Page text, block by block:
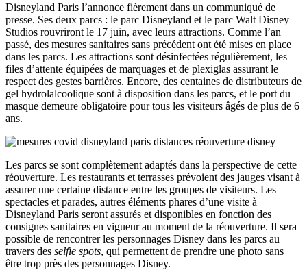
Disneyland Paris l’annonce fièrement dans un communiqué de
presse. Ses deux parcs : le parc Disneyland et le parc Walt Disney
Studios rouvriront le 17 juin, avec leurs attractions. Comme l’an
passé, des mesures sanitaires sans précédent ont été mises en place
dans les parcs. Les attractions sont désinfectées régulièrement, les
files d’attente équipées de marquages et de plexiglas assurant le
respect des gestes barrières. Encore, des centaines de distributeurs de
gel hydrolalcoolique sont à disposition dans les parcs, et le port du
masque demeure obligatoire pour tous les visiteurs âgés de plus de 6
ans.
Les parcs se sont complètement adaptés dans la perspective de cette
réouverture. Les restaurants et terrasses prévoient des jauges visant à
assurer une certaine distance entre les groupes de visiteurs. Les
spectacles et parades, autres éléments phares d’une visite à
Disneyland Paris seront assurés et disponibles en fonction des
consignes sanitaires en vigueur au moment de la réouverture. Il sera
possible de rencontrer les personnages Disney dans les parcs au
travers des selfie spots, qui permettent de prendre une photo sans
être trop près des personnages Disney.